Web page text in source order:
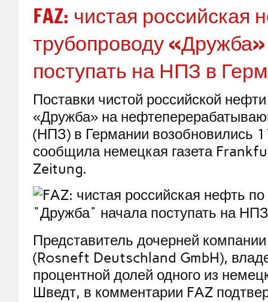
FAZ: чистая российская
трубопроводу
поступать на НПЗ в
Поставки чистой российской
«Дружба» на
(НПЗ) в Германии возобновились
сообщила немецкая газета
Zeitung.
Представитель дочерней
(Rosneft Deutschland GmbH),
процентной долей одного из
Шведт, в комментарии FAZ